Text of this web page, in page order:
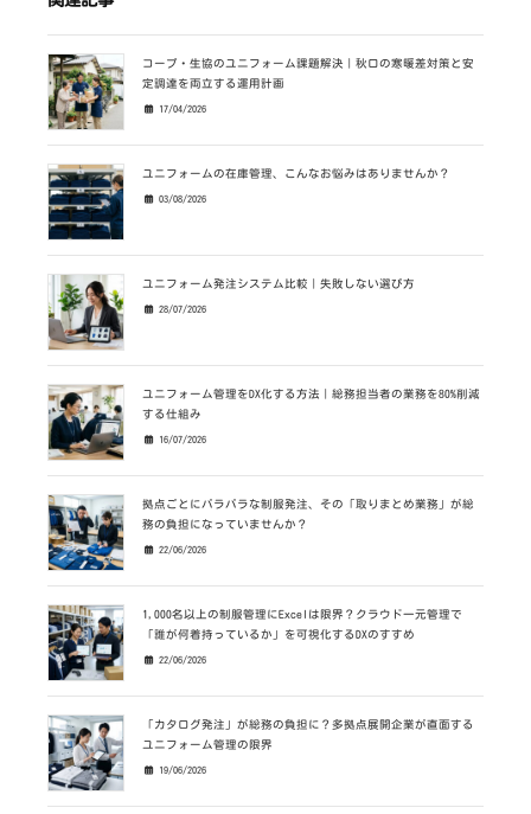
コープ・生協のユニフォーム課題解決｜秋口の寒暖差対策と安
定調達を両立する運用計画
17/04/2026
ユニフォームの在庫管理、こんなお悩みはありませんか？
03/08/2026
ユニフォーム発注システム比較｜失敗しない選び方
28/07/2026
ユニフォーム管理をDX化する方法｜総務担当者の業務を80%削減
する仕組み
16/07/2026
拠点ごとにバラバラな制服発注、その「取りまとめ業務」が総
務の負担になっていませんか？
22/06/2026
1,000名以上の制服管理にExcelは限界？クラウド一元管理で
「誰が何着持っているか」を可視化するDXのすすめ
22/06/2026
「カタログ発注」が総務の負担に？多拠点展開企業が直面する
ユニフォーム管理の限界
19/06/2026